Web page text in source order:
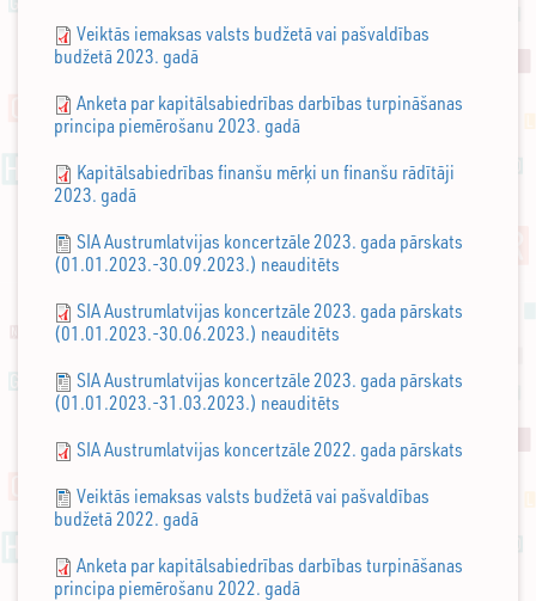
Veiktās iemaksas valsts budžetā vai pašvaldības
budžetā 2023. gadā
Anketa par kapitālsabiedrības darbības turpināšanas
principa piemērošanu 2023. gadā
Kapitālsabiedrības finanšu mērķi un finanšu rādītāji
2023. gadā
SIA Austrumlatvijas koncertzāle 2023. gada pārskats
(01.01.2023.-30.09.2023.) neauditēts
SIA Austrumlatvijas koncertzāle 2023. gada pārskats
(01.01.2023.-30.06.2023.) neauditēts
SIA Austrumlatvijas koncertzāle 2023. gada pārskats
(01.01.2023.-31.03.2023.) neauditēts
SIA Austrumlatvijas koncertzāle 2022. gada pārskats
Veiktās iemaksas valsts budžetā vai pašvaldības
budžetā 2022. gadā
Anketa par kapitālsabiedrības darbības turpināšanas
principa piemērošanu 2022. gadā